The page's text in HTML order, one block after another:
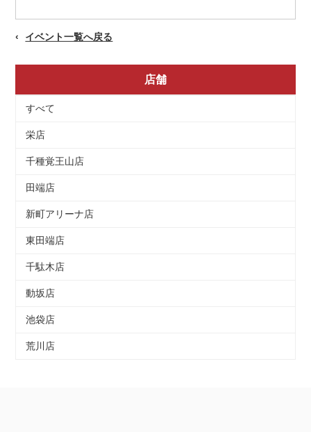
イベント一覧へ戻る
店舗
すべて
栄店
千種覚王山店
田端店
新町アリーナ店
東田端店
千駄木店
動坂店
池袋店
荒川店